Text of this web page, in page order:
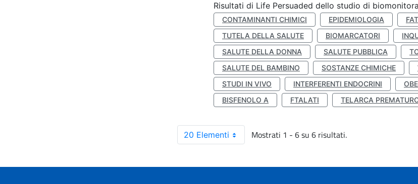
Risultati di Life Persuaded dello studio di
CONTAMINANTI CHIMICI EPIDEMIOLOGIA
TUTELA DELLA SALUTE
BIOMARCATORI
SALUTE DELLA DONNA
SALUTE PUBBLICA
SALUTE DEL BAMBINO
SOSTANZE CHIMICHE
STUDI IN VIVO
INTERFERENTI ENDOCRINI
BISFENOLO A
FTALATI TELARCA
20 Elementi Mostrati 1 - 6 su 6 risultati.